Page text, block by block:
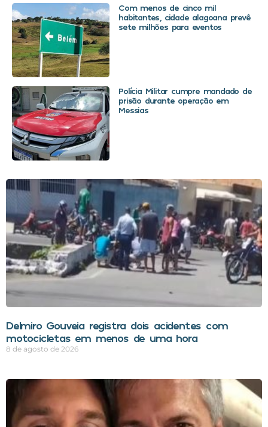
Com menos de cinco mil
habitantes, cidade alagoana prevê
sete milhões para eventos
Polícia Militar cumpre mandado de
prisão durante operação em
Messias
Delmiro Gouveia registra dois acidentes com
motocicletas em menos de uma hora
8 de agosto de 2026